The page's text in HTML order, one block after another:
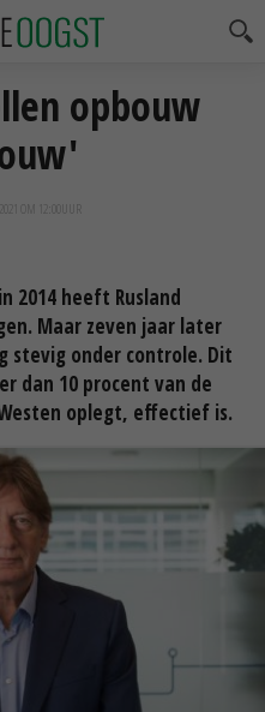
opbouw
2021 OM 12:00
2014 heeft Rusland
Maar zeven jaar later
stevig onder controle. Dit
dan 10 procent van de
oplegt, effectief is.